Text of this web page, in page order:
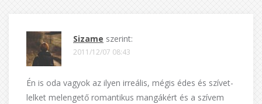
Sizame szerint:
2011/12/07 08:43
Én is oda vagyok az ilyen irreális, mégis édes és szívet-
lelket melengető romantikus mangákért és a szívem